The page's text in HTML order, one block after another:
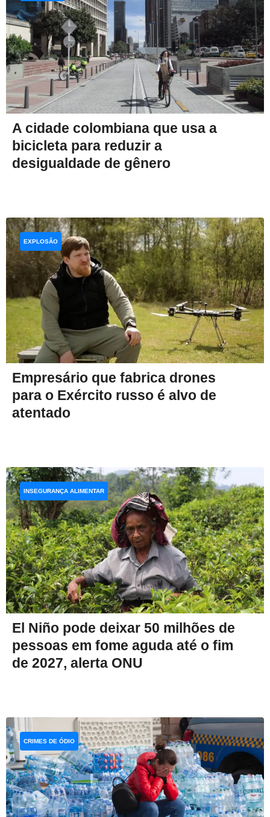
A cidade colombiana que usa a
bicicleta para reduzir a
desigualdade de gênero
Empresário que fabrica drones
para o Exército russo é alvo de
atentado
EXPLOSÃO
El Niño pode deixar 50 milhões de
pessoas em fome aguda até o fim
de 2027, alerta ONU
INSEGURANÇA ALIMENTAR
CRIMES DE ÓDIO